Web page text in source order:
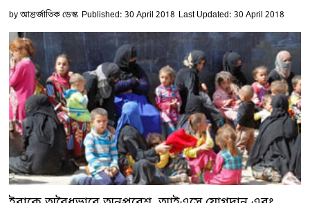
byআন্তর্জাতিক ডেস্ক Published: 30 April 2018 Last Updated: 30 April 2018